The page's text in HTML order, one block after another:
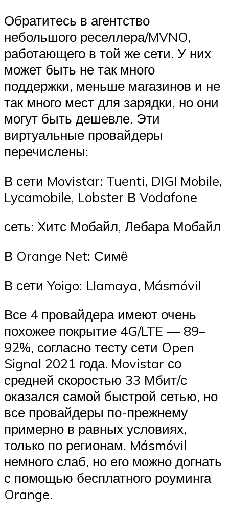
Обратитесь в агентство
небольшого реселлера/MVNO,
работающего в той же сети. У них
может быть не так много
поддержки, меньше магазинов и не
так много мест для зарядки, но они
могут быть дешевле. Эти
виртуальные провайдеры
перечислены:
В сети Movistar: Tuenti, DIGI Mobile,
Lycamobile, Lobster В Vodafone
сеть: Хитс Мобайл, Лебара Мобайл
В Orange Net: Симё
В сети Yoigo: Llamaya, Másmóvil
Все 4 провайдера имеют очень
похожее покрытие 4G/LTE — 89–
92%, согласно тесту сети Open
Signal 2021 года. Movistar со
средней скоростью 33 Мбит/с
оказался самой быстрой сетью, но
все провайдеры по-прежнему
примерно в равных условиях,
только по регионам. Másmóvil
немного слаб, но его можно догнать
с помощью бесплатного роуминга
Orange.